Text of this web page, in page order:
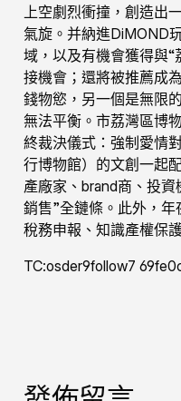
上空劇烈衝撞，創造出
氣旋。并納進DiMOND
域，以及有機會獲得與
接機會；還將被推薦成
錢物慾，另一個是無限
無法平衡。市荔灣區博
終裁決儀式：強制愛情
行博物館）的文創一起
產廠家、brand商、投
銷售”全鏈條。此外，年
稅務申報、知識產權保
TC:osder9follow7